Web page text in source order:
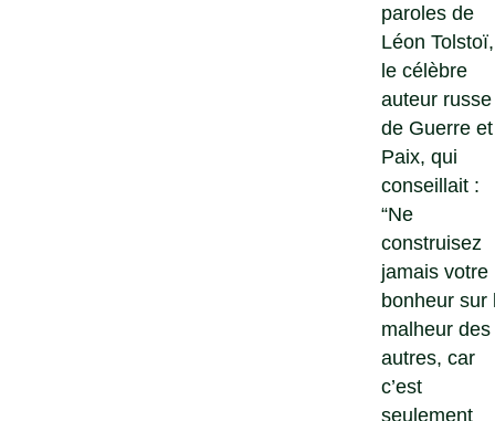
paroles de
Léon Tolstoï,
le célèbre
auteur russe
de Guerre et
Paix, qui
conseillait :
“Ne
construisez
jamais votre
bonheur sur
malheur des
autres, car
c’est
seulement